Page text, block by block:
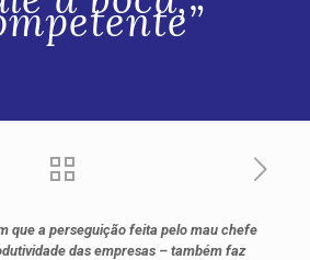
que a perseguição feita pelo mau chefe
das empresas – também faz